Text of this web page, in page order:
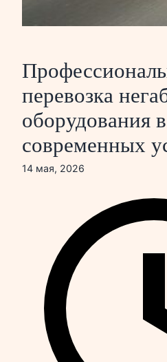
перевозка
оборудования в
современных
14 мая, 2026